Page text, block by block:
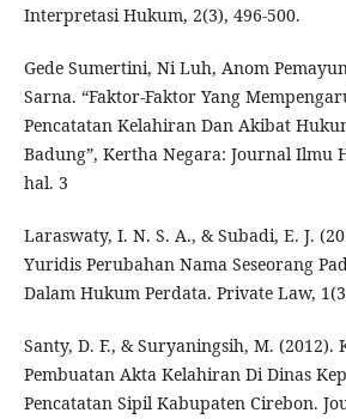
Interpretasi Hukum, 2(3), 496-500.
Gede Sumertini, Ni Luh, Anom
Sarna. “Faktor-Faktor Yang
Pencatatan Kelahiran Dan Akibat
Badung”, Kertha Negara: Journal Ilmu
hal. 3
Laraswaty, I. N. S. A., & Subadi, E. J.
Yuridis Perubahan Nama Seseorang
Dalam Hukum Perdata. Private Law,
Santy, D. F., & Suryaningsih, M. (2012).
Pembuatan Akta Kelahiran Di Dinas
Pencatatan Sipil Kabupaten Cirebon.